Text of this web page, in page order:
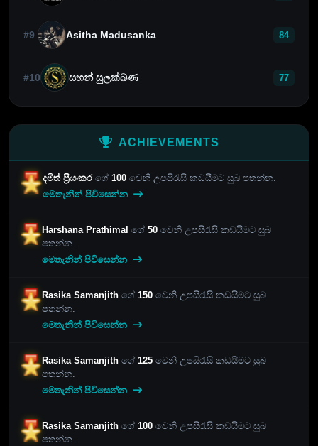
#9 Asitha Madusanka 84
#10 සහන් සුලක්ඛණ 77
ACHIEVEMENTS
දමිත් ප්‍රියංකර ගේ 100 වෙනි උපසිරැසි කඩයීමට සුබ පතන්න.
මෙතැනින් පිවිසෙන්න
Harshana Prathimal ගේ 50වෙනි උපසිරැසි කඩයීමට සුබ
පතන්න.
මෙතැනින් පිවිසෙන්න
Rasika Samanjithගේ150 වෙනි උපසිරැසි කඩයීමට සුබ
පතන්න.
මෙතැනින් පිවිසෙන්න
Rasika Samanjithගේ125 වෙනි උපසිරැසි කඩයීමට සුබ
පතන්න.
මෙතැනින් පිවිසෙන්න
Rasika Samanjithගේ100 වෙනි උපසිරැසි කඩයීමට සුබ
පතන්න.